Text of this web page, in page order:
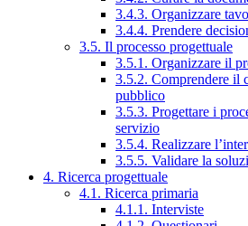
3.4.3. Organizzare
3.4.4. Prendere
3.5. Il processo progettuale
3.5.1. Organizzare il
3.5.2. Comprendere il
pubblico
3.5.3. Progettare i
servizio
3.5.4. Realizzare
3.5.5. Validare la
4. Ricerca progettuale
4.1. Ricerca primaria
4.1.1. Interviste